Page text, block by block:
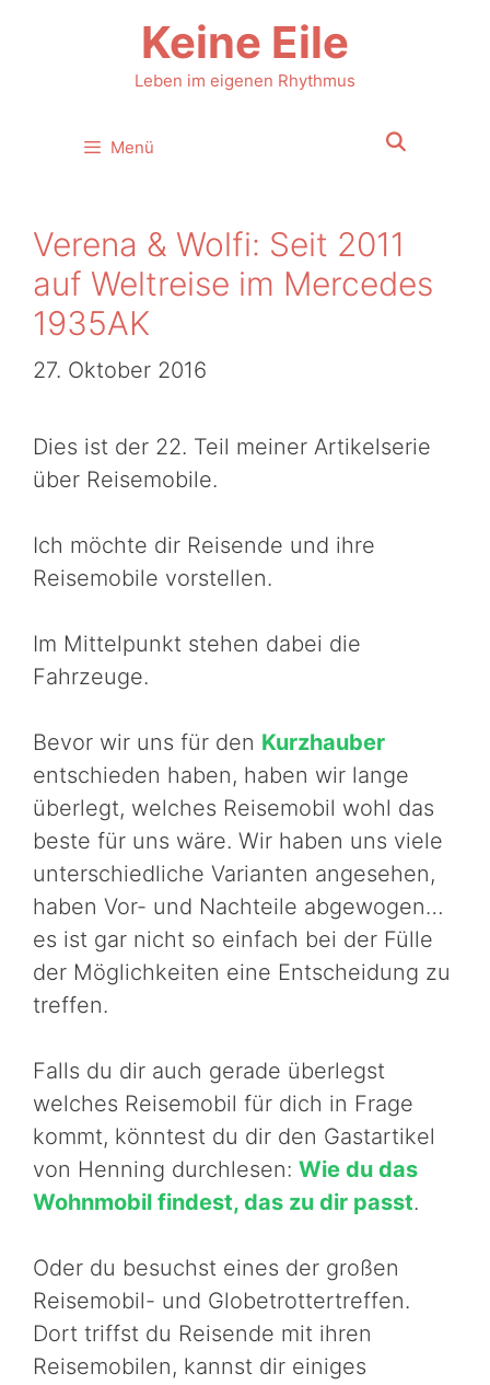
Keine Eile
Leben im eigenen Rhythmus
Menü
Verena & Wolfi: Seit 2011
auf Weltreise im Mercedes
1935AK
27. Oktober 2016
Dies ist der 22. Teil meiner Artikelserie
über Reisemobile.
Ich möchte dir Reisende und ihre
Reisemobile vorstellen.
Im Mittelpunkt stehen dabei die
Fahrzeuge.
Bevor wir uns für den Kurzhauber
entschieden haben, haben wir lange
überlegt, welches Reisemobil wohl das
beste für uns wäre. Wir haben uns viele
unterschiedliche Varianten angesehen,
haben Vor- und Nachteile abgewogen…
es ist gar nicht so einfach bei der Fülle
der Möglichkeiten eine Entscheidung zu
treffen.
Falls du dir auch gerade überlegst
welches Reisemobil für dich in Frage
kommt, könntest du dir den Gastartikel
von Henning durchlesen: Wie du das
Wohnmobil findest, das zu dir passt.
Oder du besuchst eines der großen
Reisemobil- und Globetrottertreffen.
Dort triffst du Reisende mit ihren
Reisemobilen, kannst dir einiges